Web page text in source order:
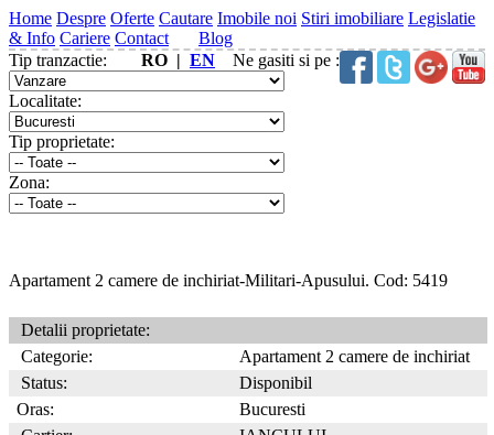
Home Despre Oferte Cautare Imobile noi Stiri imobiliare Legislatie
& Info Cariere Contact
Blog
RO | EN Ne gasiti si pe :
Tip tranzactie:
Localitate:
Tip proprietate:
Zona:
Apartament 2 camere de inchiriat-Militari-Apusului. Cod: 5419
Detalii proprietate:
Categorie:
Apartament 2 camere de inchiriat
Status:
Disponibil
Oras:
Bucuresti